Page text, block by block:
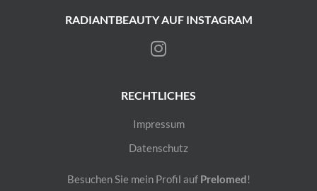
RADIANTBEAUTY AUF INSTAGRAM
RECHTLICHES
Impressum
Datenschutz
Besuchen Sie mein Profil auf Prelomed!